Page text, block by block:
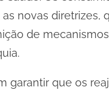
novas diretrizes,
de
garantir que os